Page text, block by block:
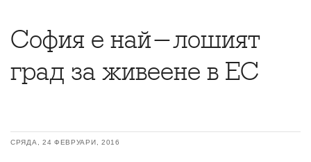
София е най-лошият
град за живеене в ЕС
СРЯДА, 24 ФЕВРУАРИ, 2016